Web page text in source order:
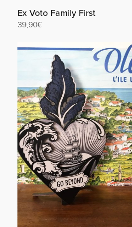
Ex Voto Family First
39,90€